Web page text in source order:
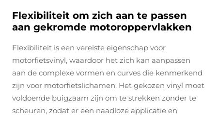
Flexibiliteit om zich aan te passen
aan gekromde motoroppervlakken
Flexibiliteit is een vereiste eigenschap voor
motorfietsvinyl, waardoor het zich kan aanpassen
aan de complexe vormen en curves die kenmerkend
zijn voor motorfietslichamen. Het gekozen vinyl moet
voldoende buigzaam zijn om te strekken zonder te
scheuren, zodat er een naadloze applicatie en